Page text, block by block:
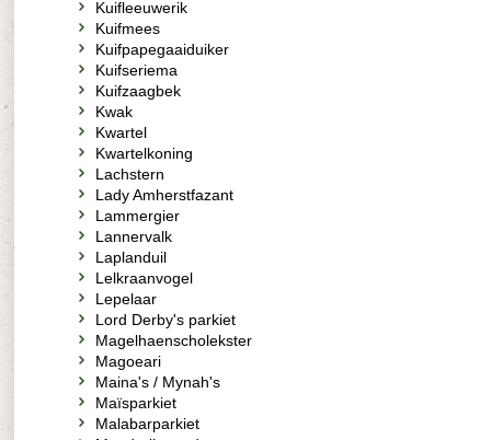
Kuifleeuwerik
Kuifmees
Kuifpapegaaiduiker
Kuifseriema
Kuifzaagbek
Kwak
Kwartel
Kwartelkoning
Lachstern
Lady Amherstfazant
Lammergier
Lannervalk
Laplanduil
Lelkraanvogel
Lepelaar
Lord Derby's parkiet
Magelhaenscholekster
Magoeari
Maina's / Mynah's
Maïsparkiet
Malabarparkiet